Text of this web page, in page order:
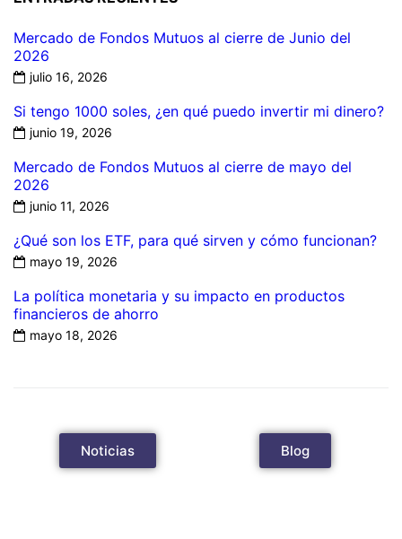
Mercado de Fondos Mutuos al cierre de Junio del
2026
julio 16, 2026
Si tengo 1000 soles, ¿en qué puedo invertir mi dinero?
junio 19, 2026
Mercado de Fondos Mutuos al cierre de mayo del
2026
junio 11, 2026
¿Qué son los ETF, para qué sirven y cómo funcionan?
mayo 19, 2026
La política monetaria y su impacto en productos
financieros de ahorro
mayo 18, 2026
Noticias Blog